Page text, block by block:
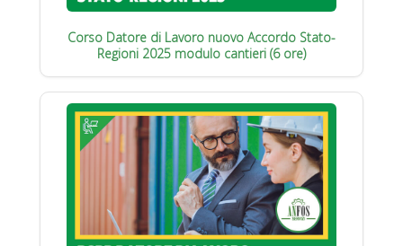
Corso Datore di Lavoro nuovo Accordo Stato-
Regioni 2025 modulo cantieri (6 ore)